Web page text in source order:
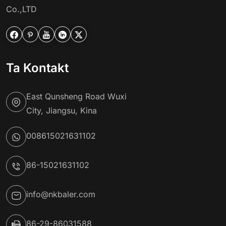
Co.,LTD
    
Ta Kontakt
East Qunsheng Road Wuxi
City, Jiangsu, Kina
008615021631102
86-15021631102
info@nkbaler.com
86-29-86031588